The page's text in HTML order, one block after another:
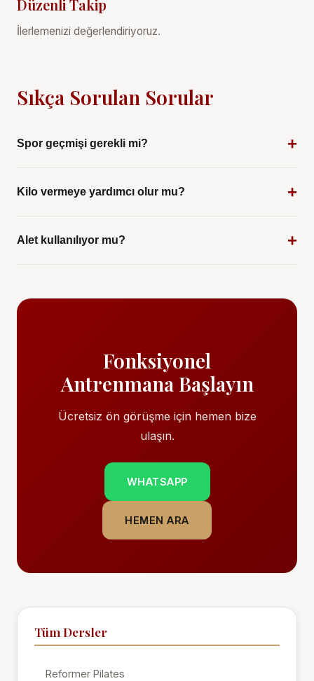
Düzenli Takip
İlerlemenizi değerlendiriyoruz.
Sıkça Sorulan Sorular
Spor geçmişi gerekli mi?
egzersizleriyle başlanır ve seviye seviye ilerlenir.
Kilo vermeye yardımcı olur mu?
hızlandırır ve yağ yakımını destekler.
Alet kullanılıyor mu?
Fonksiyonel
Antrenmana Başlayın
Ücretsiz ön görüşme için hemen bize
ulaşın.
WHATSAPP
HEMEN ARA
Tüm Dersler
Reformer Pilates